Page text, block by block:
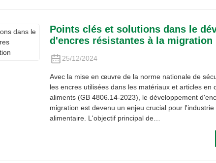
Points clés et solutions dans le
d'encres résistantes à la migration
25/12/2024
Avec la mise en œuvre de la norme nationale de
les encres utilisées dans les matériaux et articles en
aliments (GB 4806.14-2023), le développement
migration est devenu un enjeu crucial pour
alimentaire. L'objectif principal de…